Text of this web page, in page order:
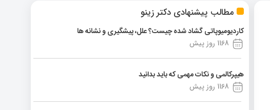
مطالب پیشنهادی دکتر زینو
کاردیومیوپاتی گشاد شده چیست؟ علل، پیشگیری و نشانه ها
1168 روز پیش
هیپرکالمی و نکات مهمی که باید بدانید
1168 روز پیش